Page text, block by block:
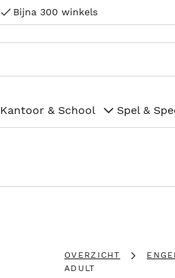
Bijna 300 winkels
Kantoor & School Spel &
OVERZICHT
ADULT